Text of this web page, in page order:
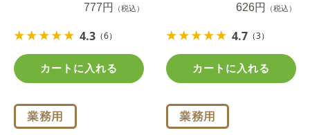
777円
（税込）
4.3 （6）
カートに入れる
626円
（税込）
4.7 （3）
カートに入れる